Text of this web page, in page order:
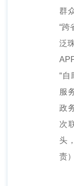
群
“跨
泛
“自
服
政
次
头
责）